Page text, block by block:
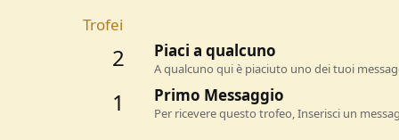
Trofei
2 Piaci a qualcuno
A qualcuno qui è piaciuto uno dei tuoi
1 Primo Messaggio
Per ricevere questo trofeo, Inserisci un